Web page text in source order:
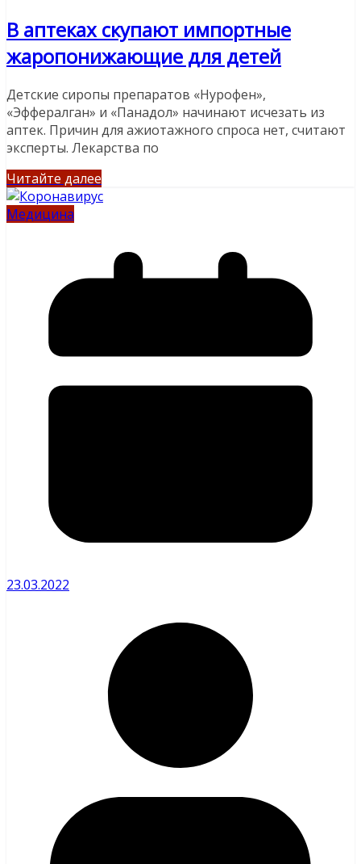
В аптеках скупают импортные
жаропонижающие для детей
Детские сиропы препаратов «Нурофен»,
«Эффералган» и «Панадол» начинают исчезать из
аптек. Причин для ажиотажного спроса нет, считают
эксперты. Лекарства по
Читайте далее
Медицина
23.03.2022